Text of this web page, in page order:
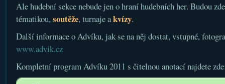
Ale hudební sekce nebude jen o hraní hudebních her. Budou
tématikou,soutěže, turnaje akvízy.
Další informace o Advíku, jak se na něj dostat, vstupné,
www.advik.cz
Kompletní program Advíku 2011 s čitelnou anotací najdete